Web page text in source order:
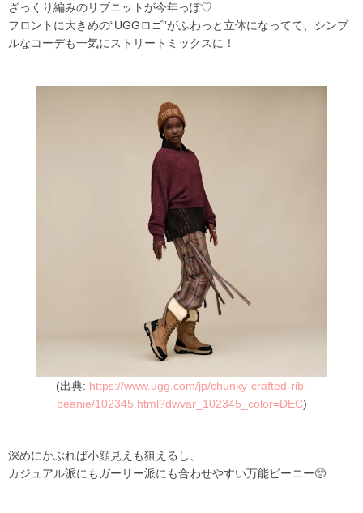
ざっくり編みのリブニットが今年っぽ♡
フロントに大きめの“UGGロゴ”がふわっと立体になってて、シンプ
ルなコーデも一気にストリートミックスに！
(出典: https://www.ugg.com/jp/chunky-crafted-rib-
beanie/102345.html?dwvar_102345_color=DEC)
深めにかぶれば小顔見えも狙えるし、
カジュアル派にもガーリー派にも合わせやすい万能ビーニー🥺